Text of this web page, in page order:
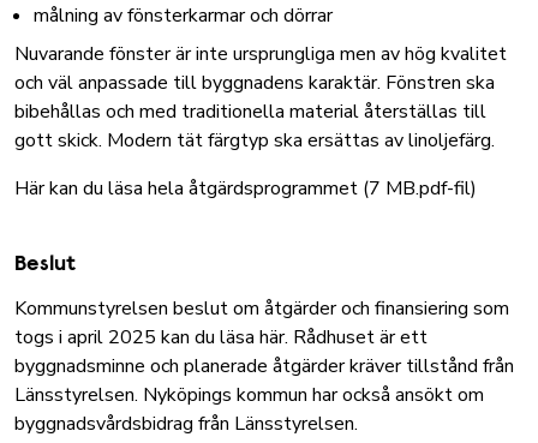
målning av fönsterkarmar och dörrar
Nuvarande fönster är inte ursprungliga men av hög kvalitet
och väl anpassade till byggnadens karaktär. Fönstren ska
bibehållas och med traditionella material återställas till
gott skick. Modern tät färgtyp ska ersättas av linoljefärg.
Här kan du läsa hela åtgärdsprogrammet (7 MB.pdf-fil)
Beslut
Kommunstyrelsen beslut om åtgärder och finansiering som
togs i april 2025 kan du läsa här. Rådhuset är ett
byggnadsminne och planerade åtgärder kräver tillstånd från
Länsstyrelsen. Nyköpings kommun har också ansökt om
byggnadsvårdsbidrag från Länsstyrelsen.